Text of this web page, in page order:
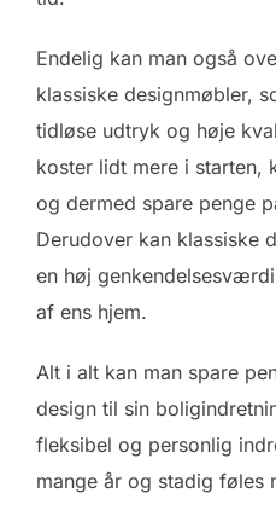
Endelig kan man også
klassiske designmøbler,
tidløse udtryk og høje
koster lidt mere i starten,
og dermed spare penge
Derudover kan klassiske
en høj
af ens hjem.
Alt i alt kan man spare
design til sin
fleksibel og personlig
mange år og stadig føles